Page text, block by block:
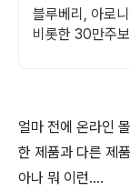
묘목 농자재
블루베리, 아로
비롯한 30만주
얼마 전에 온라인
한 제품과 다른 제
아나 뭐 이런….